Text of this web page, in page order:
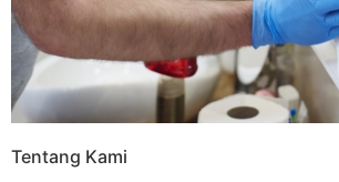
Tentang Kami